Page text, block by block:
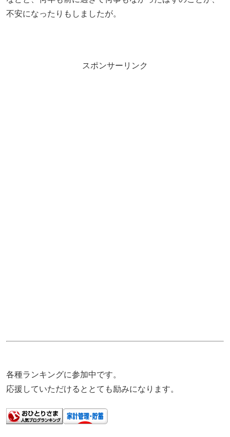
不安になったりもしましたが。
スポンサーリンク
各種ランキングに参加中です。
応援していただけるととても励みになります。